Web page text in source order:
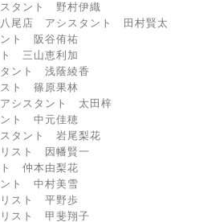
タント 野村伊織
八尾店 アシスタント 田村賢太
ト 阪谷侑祐
三山恵利加
ント 浅蔭綾香
ト 篠原果林
シスタント 太田梓
ト 中元佳穂
タント 岩尾梨花
スト 因幡賢一
仲本由梨花
ト 中村美雪
スト 平野歩
スト 甲斐翔子